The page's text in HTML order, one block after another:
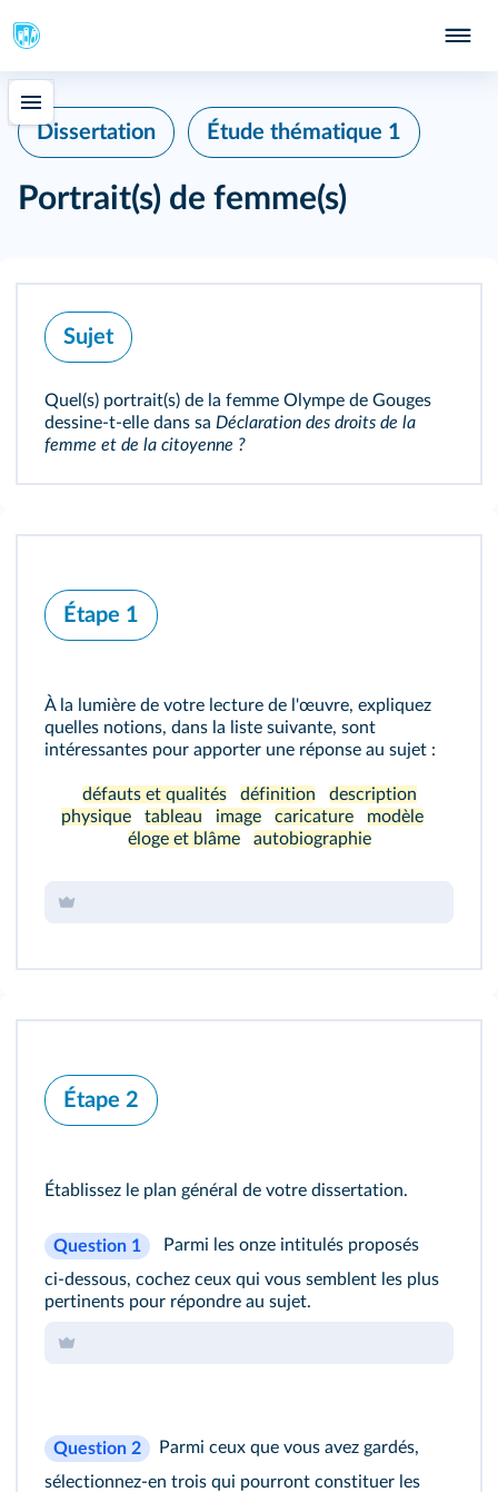
Dissertation Étude thématique 1
Portrait(s) de femme(s)
Sujet
Quel(s) portrait(s) de la femme Olympe de Gouges
dessine‑t‑elle dans sa Déclaration des droits de la
femme et de la citoyenne ?
Étape 1
À la lumière de votre lecture de l'œuvre, expliquez
quelles notions, dans la liste suivante, sont
intéressantes pour apporter une réponse au sujet :
défauts et qualités définition
description
physique
tableau image caricature
modèle
éloge et blâme
autobiographie
Étape 2
Établissez le plan général de votre dissertation.
Question 1
Parmi les onze intitulés proposés
ci‑dessous, cochez ceux qui vous semblent les plus
pertinents pour répondre au sujet.
Question 2
Parmi ceux que vous avez gardés,
sélectionnez‑en trois qui pourront constituer les